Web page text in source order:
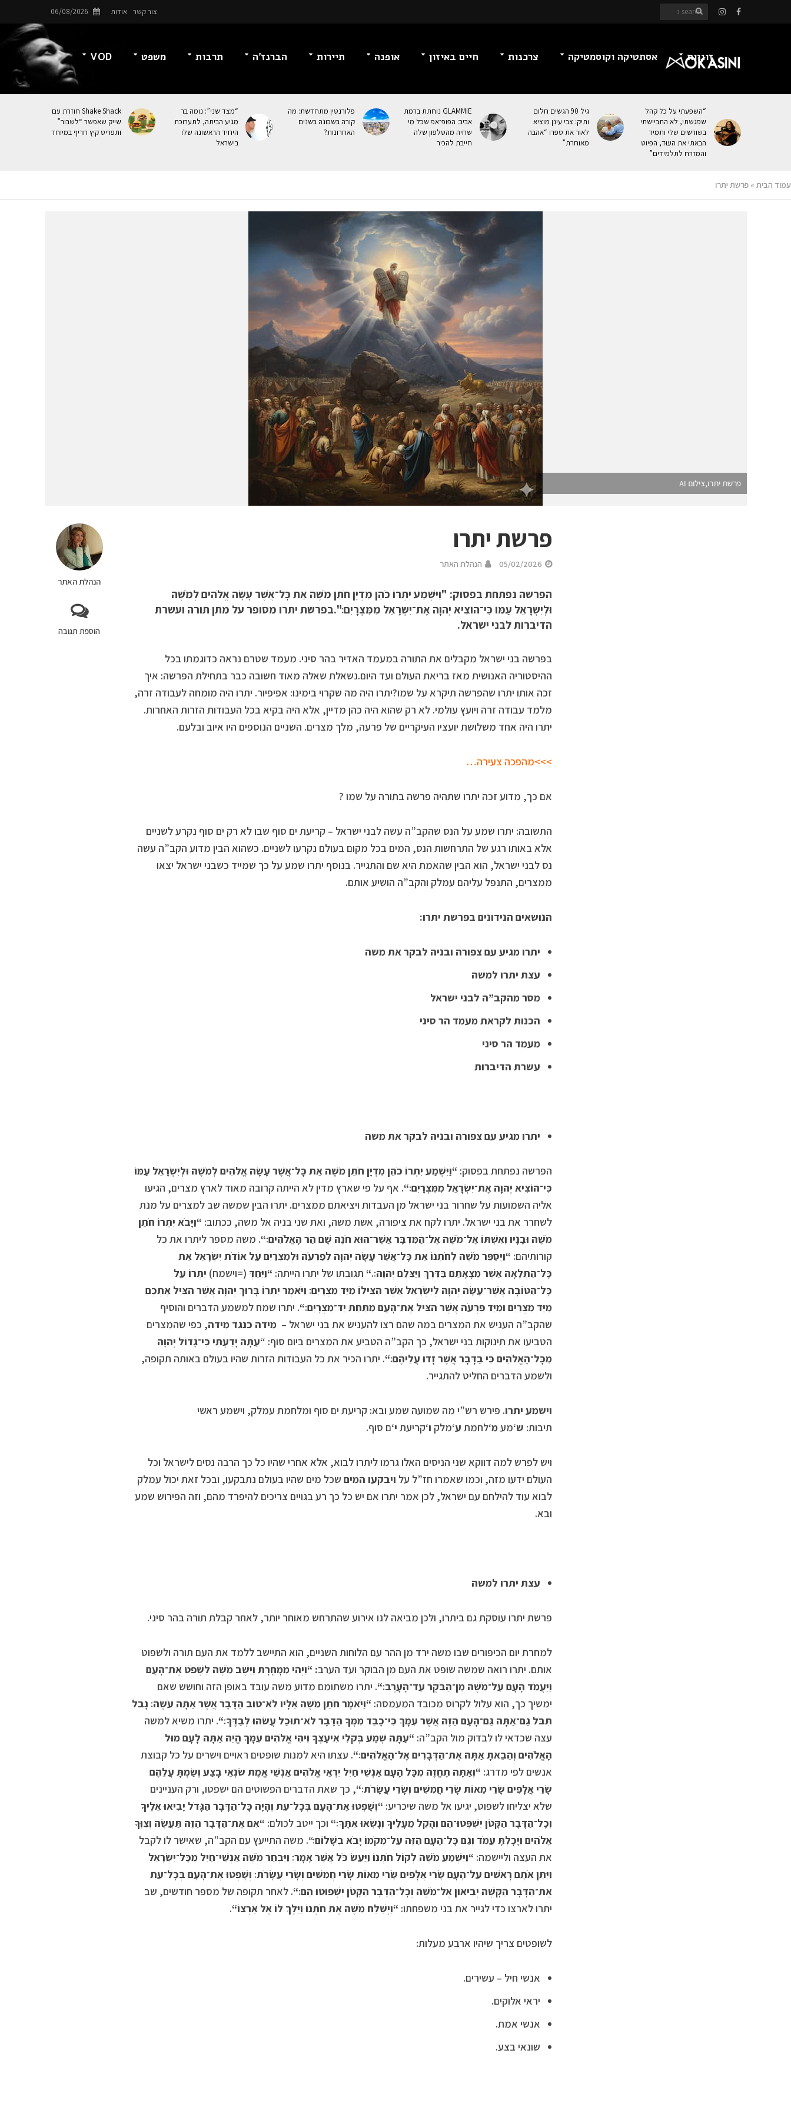
צור קשר אודות 06/08/2026
זוגיות אסתטיקה וקוסמטיקה צרכנות חיים באיזון אופנה תיירות הברנז’ה תרבות משפט VOD
“השפעתי על כל קהל
שפגשתי, לא התביישתי
בשורשים שלי ותמיד
הבאתי את העוּד, הפיוט
והמזרח לתלמידים”
גיל 90 הגשים חלום
ותיק: צבי עינן מוציא
לאור את ספרו “אהבה
מאוחרת”
GLAMMIE נוחתת ברמת
אביב: הפופ־אפ שכל מי
שחיה מהטלפון שלה
חייבת להכיר
פלורנטין מתחדשת: מה
קורה בשכונה בשנים
האחרונות?
“מצד שני”: נומה בר
מגיע הביתה, לתערוכת
היחיד הראשונה שלו
בישראל
Shake Shack חוזרת עם
שייק שאפשר “לשבור”
ותפריט קיץ חריף במיוחד
עמוד הבית » פרשת יתרו
פרשת יתרו,צילום AI
הנהלת האתר
הוספת תגובה
פרשת יתרו
05/02/2026 הנהלת האתר
הפרשה נפתחת בפסוק: "וַיִּשְׁמַע יִתְרוֹ כֹהֵן מִדְיָן חֹתֵן מֹשֶׁה אֵת כָּל־אֲשֶׁר עָשָׂה אֱלֹהִים לְמֹשֶׁה
וּלְיִשְׂרָאֵל עַמּוֹ כִּי־הוֹצִיא יְהוָה אֶת־יִשְׂרָאֵל מִמִּצְרָיִם׃".בפרשת יתרו מסופר על מתן תורה ועשרת
הדיברות לבני ישראל.
בפרשה בני ישראל מקבלים את התורה במעמד האדיר בהר סיני. מעמד שטרם נראה כדוגמתו בכל
ההיסטוריה האנושית מאז בריאת העולם ועד היום.נשאלת שאלה מאוד חשובה כבר בתחילת הפרשה: איך
זכה אותו יתרו שהפרשה תיקרא על שמו?יתרו היה מה שקרוי בימינו: אפיפיור. יתרו היה מומחה לעבודה זרה,
מלמד עבודה זרה ויועץ עולמי. לא רק שהוא היה כהן מדיין, אלא היה בקיא בכל העבודות הזרות האחרות.
יתרו היה אחד משלושת יועציו העיקריים של פרעה, מלך מצרים. השניים הנוספים היו איוב ובלעם.
>>>מהפכה צעירה…
אם כך, מדוע זכה יתרו שתהיה פרשה בתורה על שמו ?
התשובה: יתרו שמע על הנס שהקב”ה עשה לבני ישראל – קריעת ים סוף שבו לא רק ים סוף נקרע לשניים
אלא באותו רגע של התרחשות הנס, המים בכל מקום בעולם נקרעו לשניים. כשהוא הבין מדוע הקב”ה עשה
נס לבני ישראל, הוא הבין שהאמת היא שם והתגייר. בנוסף יתרו שמע על כך שמייד כשבני ישראל יצאו
ממצרים, התנפל עליהם עמלק והקב”ה הושיע אותם.
הנושאים הנידונים בפרשת יתרו:
יתרו מגיע עם צפורה ובניה לבקר את משה
עצת יתרו למשה
מסר מהקב”ה לבני ישראל
הכנות לקראת מעמד הר סיני
מעמד הר סיני
עשרת הדיברות
יתרו מגיע עם צפורה ובניה לבקר את משה
הפרשה נפתחת בפסוק: “וַיִּשְׁמַע יִתְרוֹ כֹהֵן מִדְיָן חֹתֵן מֹשֶׁה אֵת כָּל־אֲשֶׁר עָשָׂה אֱלֹהִים לְמֹשֶׁה וּלְיִשְׂרָאֵל עַמּוֹ
כִּי־הוֹצִיא יְהוָה אֶת־יִשְׂרָאֵל מִמִּצְרָיִם׃“. אף על פי שארץ מדין לא הייתה קרובה מאוד לארץ מצרים, הגיעו
אליה השמועות על שחרור בני ישראל מן העבדות ויציאתם ממצרים. יתרו הבין שמשה שב למצרים על מנת
לשחרר את בני ישראל. יתרו לקח את ציפורה, אשת משה, ואת שני בניה אל משה, ככתוב: “וַיָּבֹא יִתְרוֹ חֹתֵן
מֹשֶׁה וּבָנָיו וְאִשְׁתּוֹ אֶל־מֹשֶׁה אֶל־הַמִּדְבָּר אֲשֶׁר־הוּא חֹנֶה שָׁם הַר הָאֱלֹהִים׃“. משה מספר ליתרו את כל
קורותיהם: “וַיְסַפֵּר מֹשֶׁה לְחֹתְנוֹ אֵת כָּל־אֲשֶׁר עָשָׂה יְהוָה לְפַרְעֹה וּלְמִצְרַיִם עַל אוֹדֹת יִשְׂרָאֵל אֵת
כָּל־הַתְּלָאָה אֲשֶׁר מְצָאָתַם בַּדֶּרֶךְ וַיַּצִּלֵם יְהוָה׃.
“תגובתו של יתרו הייתה: “וַיִּחַדְּ (=וישמח) יִתְרוֹ עַל
כָּל־הַטּוֹבָה אֲשֶׁר־עָשָׂה יְהוָה לְיִשְׂרָאֵל אֲשֶׁר הִצִּילוֹ מִיַּד מִצְרָיִם׃ וַיֹּאמֶר יִתְרוֹ בָּרוּךְ יְהוָה אֲשֶׁר הִצִּיל אֶתְכֶם
מִיַּד מִצְרַיִם וּמִיַּד פַּרְעֹה אֲשֶׁר הִצִּיל אֶת־הָעָם מִתַּחַת יַד־מִצְרָיִם׃“. יתרו שמח למשמע הדברים והוסיף
שהקב”ה העניש את המצרים במה שהם רצו להעניש את בני ישראל – מידה כנגד מידה, כפי שהמצרים
הטביעו את תינוקות בני ישראל, כך הקב”ה הטביע את המצרים ביום סוף: “עַתָּה יָדַעְתִּי כִּי־גָדוֹל יְהוָה
מִכָּל־הָאֱלֹהִים כִּי בַדָּבָר אֲשֶׁר זָדוּ עֲלֵיהֶם׃“. יתרו הכיר את כל העבודות הזרות שהיו בעולם באותה תקופה,
ולשמע הדברים החליט להתגייר.
וישמע יתרו. פירש רש”י מה שמועה שמע ובא: קריעת ים סוף ומלחמת עמלק, וישמע ראשי
תיבות: ש‘מעמ‘לחמת ע‘מלק ו‘קריעת י‘ם סוף.
ויש לפרש למה דווקא שני הניסים האלו גרמו ליתרו לבוא, אלא אחרי שהיו כל כך הרבה נסים לישראל וכל
העולם ידעו מזה, וכמו שאמרו חז”ל על ויבקעו המיםשכל מים שהיו בעולם נתבקעו, ובכל זאת יכול עמלק
לבוא עוד להילחם עם ישראל, לכן אמר יתרו אם יש כל כך רע בגויים צריכים להיפרד מהם, וזה הפירוש שמע
ובא.
עצת יתרו למשה
פרשת יתרו עוסקת גם ביתרו, ולכן מביאה לנו אירוע שהתרחש מאוחר יותר, לאחר קבלת תורה בהר סיני.
למחרת יום הכיפורים שבו משה ירד מן ההר עם הלוחות השניים, הוא התיישב ללמד את העם תורה ולשפוט
אותם. יתרו רואה שמשה שופט את העם מן הבוקר ועד הערב:
“וַיְהִי מִמָּחֳרָת וַיֵּשֶׁב מֹשֶׁה לִשְׁפֹּט אֶת־הָעָם
וַיַּעֲמֹד הָעָם עַל־מֹשֶׁה מִן־הַבֹּקֶר עַד־הָעָרֶב׃“. יתרו משתומם מדוע משה עובד באופן הזה וחושש שאם
ימשיך כך, הוא עלול לקרוס מכובד המעמסה: “וַיֹּאמֶר חֹתֵן מֹשֶׁה אֵלָיו לֹא־טוֹב הַדָּבָר אֲשֶׁר אַתָּה עֹשֶׂה׃ נָבֹל
תִּבֹּל גַּם־אַתָּה גַּם־הָעָם הַזֶּה אֲשֶׁר עִמָּךְ כִּי־כָבֵד מִמְּךָ הַדָּבָר לֹא־תוּכַל עֲשֹׂהוּ לְבַדֶּךָ׃“. יתרו משיא למשה
עצה שכדאי לו לבדוק מול הקב”ה: “עַתָּה שְׁמַע בְּקֹלִי אִיעָצְךָ וִיהִי אֱלֹהִים עִמָּךְ הֱיֵה אַתָּה לָעָם מוּל
הָאֱלֹהִים וְהֵבֵאתָ אַתָּה אֶת־הַדְּבָרִים אֶל־הָאֱלֹהִים׃“. עצתו היא למנות שופטים ראויים וישרים על כל קבוצת
אנשים לפי מדרג: “וְאַתָּה תֶחֱזֶה מִכָּל הָעָם אַנְשֵׁי חַיִל יִרְאֵי אֱלֹהִים אַנְשֵׁי אֱמֶת שֹׂנְאֵי בָצַע וְשַׂמְתָּ עֲלֵהֶם
שָׂרֵי אֲלָפִים שָׂרֵי מֵאוֹת שָׂרֵי חֲמִשִּׁים וְשָׂרֵי עֲשָׂרֹת׃“, כך שאת הדברים הפשוטים הם ישפטו, ורק העניינים
שלא יצליחו לשפוט, יגיעו אל משה שיכריע: “וְשָׁפְטוּ אֶת־הָעָם בְּכָל־עֵת וְהָיָה כָּל־הַדָּבָר הַגָּדֹל יָבִיאוּ אֵלֶיךָ
וְכָל־הַדָּבָר הַקָּטֹן יִשְׁפְּטוּ־הֵם וְהָקֵל מֵעָלֶיךָ וְנָשְׂאוּ אִתָּךְ׃“וכך ייטב לכולם: “אִם אֶת־הַדָּבָר הַזֶּה תַּעֲשֶׂה וְצִוְּךָ
אֱלֹהִים וְיָכָלְתָּ עֲמֹד וְגַם כָּל־הָעָם הַזֶּה עַל־מְקֹמוֹ יָבֹא בְשָׁלוֹם׃“. משה התייעץ עם הקב”ה, שאישר לו לקבל
את העצה וליישמה: “וַיִּשְׁמַע מֹשֶׁה לְקוֹל חֹתְנוֹ וַיַּעַשׂ כֹּל אֲשֶׁר אָמָר׃וַיִּבְחַר מֹשֶׁה אַנְשֵׁי־חַיִל מִכָּל־יִשְׂרָאֵל
וַיִּתֵּן אֹתָם רָאשִׁים עַל־הָעָם שָׂרֵי אֲלָפִים שָׂרֵי מֵאוֹת שָׂרֵי חֲמִשִּׁים וְשָׂרֵי עֲשָׂרֹת׃ וְשָׁפְטוּ אֶת־הָעָם בְּכָל־עֵת
אֶת־הַדָּבָר הַקָּשֶׁה יְבִיאוּן אֶל־מֹשֶׁה וְכָל־הַדָּבָר הַקָּטֹן יִשְׁפּוּטוּ הֵם׃“. לאחר תקופה של מספר חודשים, שב
יתרו לארצו כדי לגייר את בני משפחתו: “וַיְשַׁלַּח מֹשֶׁה אֶת חֹתְנוֹ וַיֵּלֶךְ לוֹ אֶל אַרְצוֹ“
.
לשופטים צריך שיהיו ארבע מעלות:
אנשי חיל – עשירים.
יראי אלוקים.
אנשי אמת.
שונאי בצע.